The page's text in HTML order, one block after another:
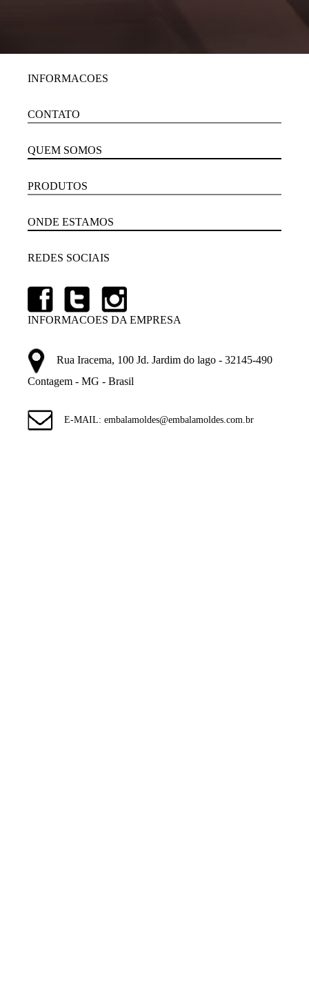
INFORMACOES
CONTATO
QUEM SOMOS
PRODUTOS
ONDE ESTAMOS
REDES SOCIAIS
INFORMACOES DA EMPRESA
Rua Iracema, 100 Jd. Jardim do lago - 32145-490
Contagem - MG - Brasil
E-MAIL: embalamoldes@embalamoldes.com.br